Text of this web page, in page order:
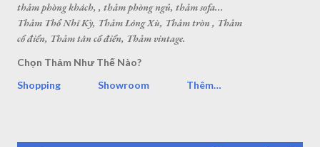
thảm phòng khách, , thảm phòng ngủ, thảm sofa...
Thảm Thổ Nhĩ Kỳ, Thảm Lông Xù, Thảm tròn , Thảm
cổ điển, Thảm tân cổ điển, Thảm vintage.
Chọn Thảm Như Thế Nào?
Shopping
Showroom Thêm…